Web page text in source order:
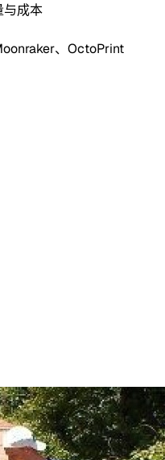
与成本
、OctoPrint